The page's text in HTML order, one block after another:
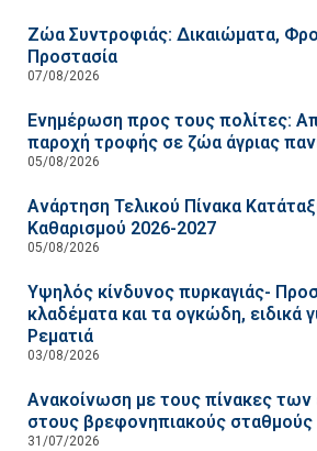
Ζώα Συντροφιάς: Δικαιώματα,
Προστασία
07/08/2026
Ενημέρωση προς τους πολίτες:
παροχή τροφής σε ζώα άγριας
05/08/2026
Ανάρτηση Τελικού Πίνακα
Καθαρισμού 2026-2027
05/08/2026
Υψηλός κίνδυνος πυρκαγιάς-
κλαδέματα και τα ογκώδη, ειδικά
Ρεματιά
03/08/2026
Ανακοίνωση με τους πίνακες
στους βρεφονηπιακούς σταθμούς
31/07/2026